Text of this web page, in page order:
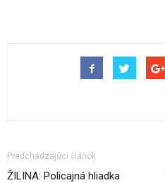
Predchádzajúci článok
ŽILINA: Policajná hliadka